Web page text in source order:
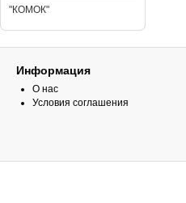
"КОМОК"
Информация
О нас
Условия соглашения